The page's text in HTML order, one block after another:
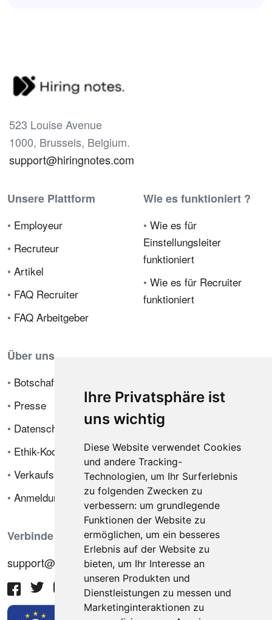
Ihre Privatsphäre ist
uns wichtig
Diese Website verwendet Cookies
und andere Tracking-
Technologien, um Ihr Surferlebnis
zu folgenden Zwecken zu
verbessern: um grundlegende
Funktionen der Website zu
ermöglichen, um ein besseres
Erlebnis auf der Website zu
bieten, um Ihr Interesse an
unseren Produkten und
Dienstleistungen zu messen und
Marketinginteraktionen zu
523 Louise Avenue
1000, Brussels, Belgium.
support@hiringnotes.com
Unsere Plattform
• Employeur
• Recruteur
• Artikel
• FAQ Recruiter
• FAQ Arbeitgeber
Wie es funktioniert ?
• Wie es für
Einstellungsleiter
funktioniert
• Wie es für Recruiter
funktioniert
Über uns
• Botschafterprogramm
• Presse
• Datenschutzrichtlinie
• Ethik-Kodex
• Verkaufsbedingungen
• Anmeldung
Verbinde dich mit uns
support@hiringnotes.com